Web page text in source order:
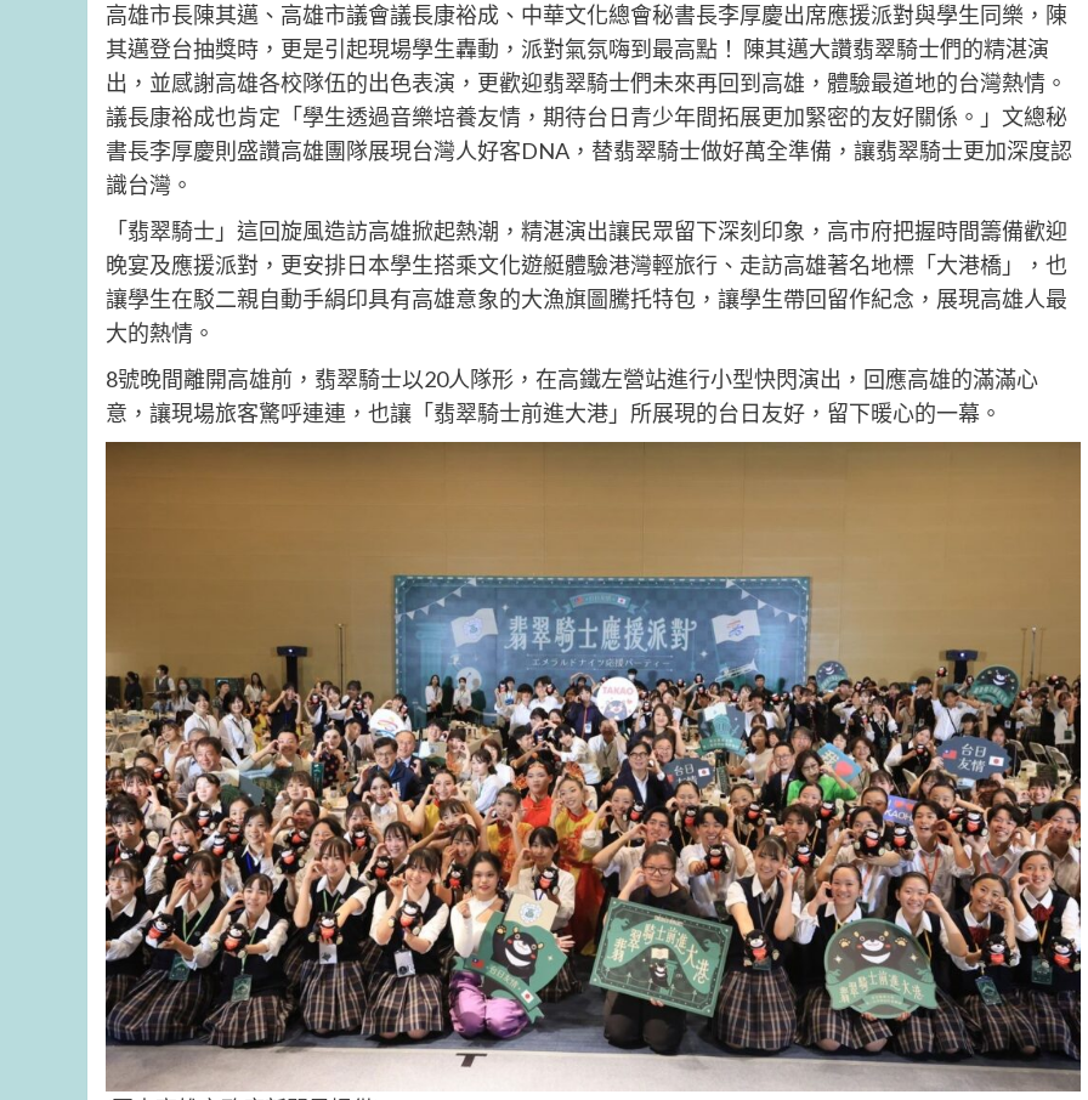
高雄市長陳其邁、高雄市議會議長康裕成、中華文化總會秘書長李厚慶出席應援派對與學生同樂，陳
其邁登台抽獎時，更是引起現場學生轟動，派對氣氛嗨到最高點！ 陳其邁大讚翡翠騎士們的精湛演
出，並感謝高雄各校隊伍的出色表演，更歡迎翡翠騎士們未來再回到高雄，體驗最道地的台灣熱情。
議長康裕成也肯定「學生透過音樂培養友情，期待台日青少年間拓展更加緊密的友好關係。」文總秘
書長李厚慶則盛讚高雄團隊展現台灣人好客DNA，替翡翠騎士做好萬全準備，讓翡翠騎士更加深度認
識台灣。
「翡翠騎士」這回旋風造訪高雄掀起熱潮，精湛演出讓民眾留下深刻印象，高市府把握時間籌備歡迎
晚宴及應援派對，更安排日本學生搭乘文化遊艇體驗港灣輕旅行、走訪高雄著名地標「大港橋」，也
讓學生在駁二親自動手絹印具有高雄意象的大漁旗圖騰托特包，讓學生帶回留作紀念，展現高雄人最
大的熱情。
8號晚間離開高雄前，翡翠騎士以20人隊形，在高鐵左營站進行小型快閃演出，回應高雄的滿滿心
意，讓現場旅客驚呼連連，也讓「翡翠騎士前進大港」所展現的台日友好，留下暖心的一幕。